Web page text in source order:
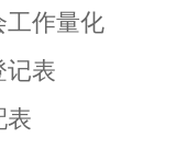
工作量化
记表
表